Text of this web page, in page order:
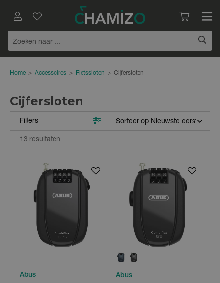
Home > Accessoires > Fietssloten > Cijfersloten
Cijfersloten
Filters
13 resultaten
Abus
Abus